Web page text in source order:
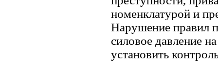
номенклатурой и
Нарушение правил
силовое давление
установить